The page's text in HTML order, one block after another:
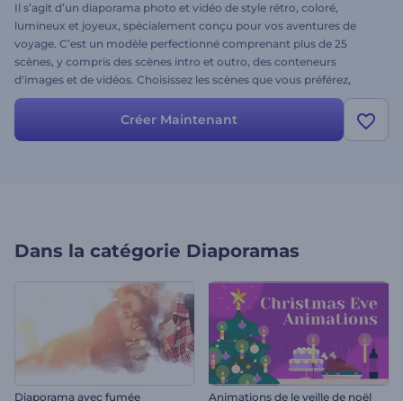
Il s’agit d’un diaporama photo et vidéo de style rétro, coloré,
lumineux et joyeux, spécialement conçu pour vos aventures de
voyage. C’est un modèle perfectionné comprenant plus de 25
scènes, y compris des scènes intro et outro, des conteneurs
d'images et de vidéos. Choisissez les scènes que vous préférez,
tapez vos textes et la plateforme transformera vos vidéos et photos
en films passionnants et mémorables que vous aurez envie de
regarder et de revoir. À vous d’essayer !
Créer Maintenant
Dans la catégorie Diaporamas
Diaporama avec fumée Animations de le veille de noël